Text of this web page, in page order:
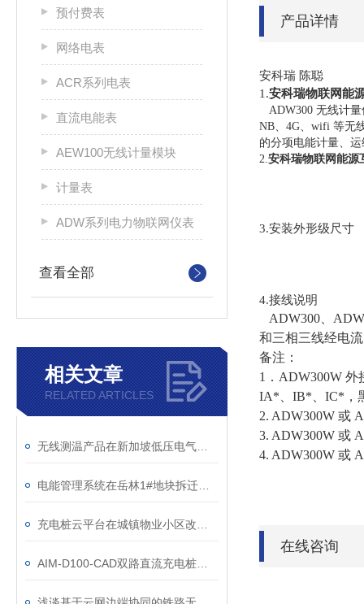
预付费表
网络电表
ACR系列电表
直流电能表
AEW100无线计量模块
计量表
ADW系列电力物联网仪表
查看全部
相关文章
RELATED ARTICLES
产品详情
安科瑞 陈聪
1.安科瑞物联网能
ADW300 无线计量
NB、4G、wifi 等无
的分项电能计量、
2.安科瑞物联网能源
3.安装外形级尺寸
4.接线说明
ADW300、
和三相三线经电
备注：
1．ADW300W
IA*、IB*、IC*，
2. ADW300W 或
3. ADW300W 或
4. ADW300W 或
在线咨询